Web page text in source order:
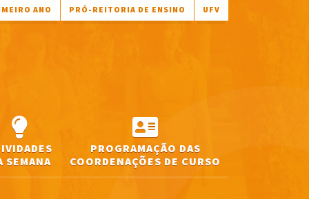
ANO PRÓ-REITORIA DE ENSINO UFV
SEMANA
PROGRAMAÇÃO DAS
COORDENAÇÕES DE CURSO